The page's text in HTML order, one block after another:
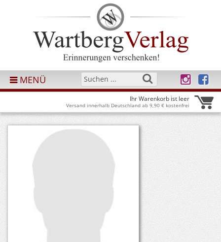
MENÜ
Ihr Warenkorb ist leer
Versand innerhalb Deutschland ab 9,90 € kostenfrei